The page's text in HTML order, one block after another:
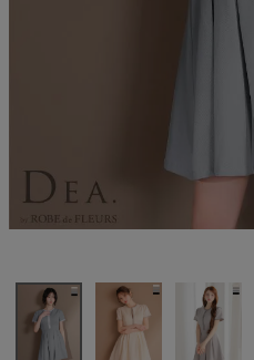
IRMA
JENNNY
COMEX